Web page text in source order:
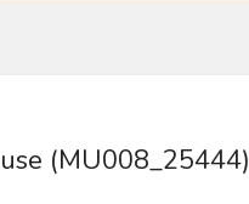
(MU008_25444)